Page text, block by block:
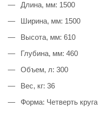
Длина, мм: 1500
Ширина, мм: 1500
Высота, мм: 610
Глубина, мм: 460
Объем, л: 300
Вес, кг: 36
Форма: Четверть круга